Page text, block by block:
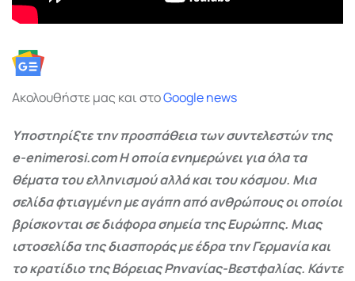
Ακολουθήστε μας και στοGooglenews
Υποστηρίξτε την προσπάθεια των συντελεστών της
e-enimerosi.com Η οποία ενημερώνει για όλα τα
θέματα του ελληνισμού αλλά και του κόσμου. Μια
σελίδα φτιαγμένη με αγάπη από ανθρώπους οι οποίοι
βρίσκονται σε διάφορα σημεία της Ευρώπης. Μιας
ιστοσελίδα της διασποράς με έδρα την Γερμανία και
το κρατίδιο της Βόρειας Ρηνανίας-Βεστφαλίας. Κάντε